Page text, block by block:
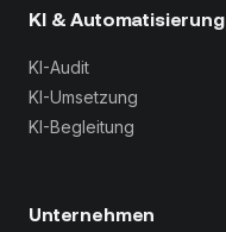
KI & Automatisierung
KI-Audit
KI-Umsetzung
KI-Begleitung
Unternehmen